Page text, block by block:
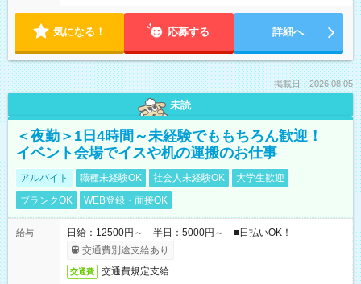
気になる！ 応募する 詳細へ
掲載日：2026.08.05
未読
＜夜勤＞1日4時間～未経験でももちろん歓迎！
イベント会場でイスや机の運搬のお仕事
アルバイト 職種未経験OK 社会人未経験OK
大学生歓迎
ブランクOK
WEB登録・面接OK
給与
日給：12500円～ 半日：5000円～ ■日払いOK！
交通費別途支給あり
交通費 交通費規定支給